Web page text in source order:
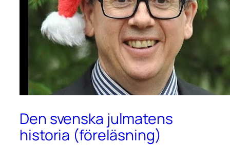
Den svenska julmatens
historia (föreläsning)